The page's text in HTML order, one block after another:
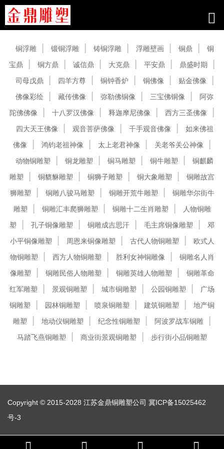
铜浮雕 锻铜浮雕 铸铜浮雕 浮雕壁画 铜鼎
铜
宝鼎
铜方鼎 诚信鼎 大克鼎 平安鼎
鼎盛时期
司母戊鼎
四羊方尊 铜钟香炉 铜佛像
贴金佛像
佛像彩绘
藏传佛像 弥勒佛铜像 三宝佛铜像
阿弥
陀佛佛像
十八罗汉佛像 释迦摩尼佛像
西方三圣佛像
四大天王佛像
观音菩萨佛像 千手观音佛像
如来佛祖
佛像
鸿钧老祖神像 太上老君神像
关老爷关公神像
动物铜雕塑
铜龙雕塑 铜马雕塑 铜牛雕塑
铜麒麟
雕塑
铜貔貅雕塑 铜狮子雕塑 铜大象雕塑
铜雕故宫
狮雕塑
铜雕八骏马雕塑 铜雕开荒牛雕塑
铜雕华尔街牛
雕塑
铜雕汇丰爬狮雕塑 铜雕十二生肖雕塑
人物铜雕
塑
孔子铜像雕塑 铜雕成吉思汗 毛主席铜像雕塑
邓
小平铜像雕塑
周恩来铜像雕塑 古代人物铜雕塑
欧式人
物铜雕塑
西方人物铜雕塑 胜利女神铜雕像
铜雕名人肖
像雕塑
铜雕民俗人物雕塑 铜雕英雄人物雕塑
铜雕革命
红军雕塑
景观铜雕塑 城市铜雕塑 公园铜雕塑
广场
铜雕塑
园林铜雕塑 喷泉铜雕塑 建筑铜雕塑
地产铜
雕塑
地动仪铜雕塑 纪念性铜雕塑
阿波罗战车铜雕
马踏飞燕铜雕塑
商业街景观铜雕塑 步行街小品铜雕塑
Copyright © 2015-2028 江苏金鼎铜雕塑公司 冀ICP备15025462
号-3